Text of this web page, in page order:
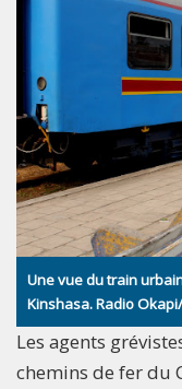
Une vue du train
Kinshasa. Radio
Les agents
chemins de fer du